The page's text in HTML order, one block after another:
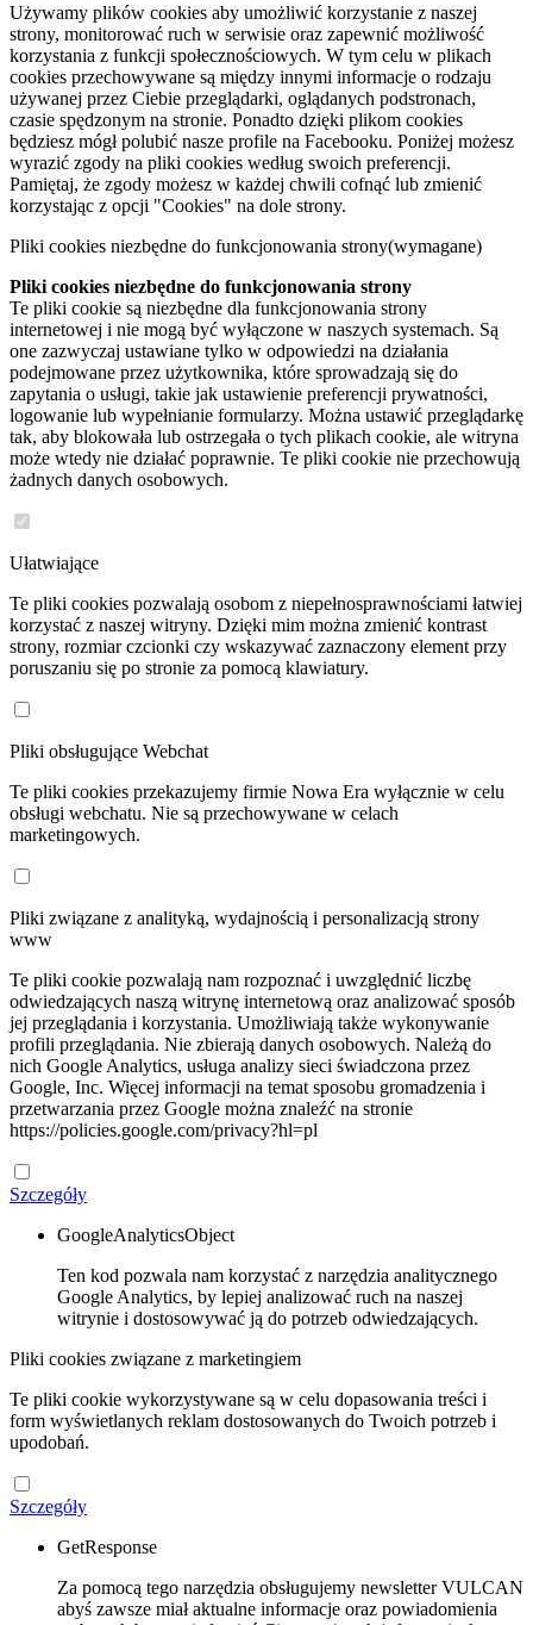
Używamy plików cookies aby umożliwić korzystanie z naszej
strony, monitorować ruch w serwisie oraz zapewnić możliwość
korzystania z funkcji społecznościowych. W tym celu w plikach
cookies przechowywane są między innymi informacje o rodzaju
używanej przez Ciebie przeglądarki, oglądanych podstronach,
czasie spędzonym na stronie. Ponadto dzięki plikom cookies
będziesz mógł polubić nasze profile na Facebooku. Poniżej możesz
wyrazić zgody na pliki cookies według swoich preferencji.
Pamiętaj, że zgody możesz w każdej chwili cofnąć lub zmienić
korzystając z opcji "Cookies" na dole strony.
Pliki cookies niezbędne do funkcjonowania strony(wymagane)
Pliki cookies niezbędne do funkcjonowania strony
Te pliki cookie są niezbędne dla funkcjonowania strony
internetowej i nie mogą być wyłączone w naszych systemach. Są
one zazwyczaj ustawiane tylko w odpowiedzi na działania
podejmowane przez użytkownika, które sprowadzają się do
zapytania o usługi, takie jak ustawienie preferencji prywatności,
logowanie lub wypełnianie formularzy. Można ustawić przeglądarkę
tak, aby blokowała lub ostrzegała o tych plikach cookie, ale witryna
może wtedy nie działać poprawnie. Te pliki cookie nie przechowują
żadnych danych osobowych.
Ułatwiające
Te pliki cookies pozwalają osobom z niepełnosprawnościami łatwiej
korzystać z naszej witryny. Dzięki mim można zmienić kontrast
strony, rozmiar czcionki czy wskazywać zaznaczony element przy
poruszaniu się po stronie za pomocą klawiatury.
Pliki obsługujące Webchat
Te pliki cookies przekazujemy firmie Nowa Era wyłącznie w celu
obsługi webchatu. Nie są przechowywane w celach
marketingowych.
Pliki związane z analityką, wydajnością i personalizacją strony
www
Te pliki cookie pozwalają nam rozpoznać i uwzględnić liczbę
odwiedzających naszą witrynę internetową oraz analizować sposób
jej przeglądania i korzystania. Umożliwiają także wykonywanie
profili przeglądania. Nie zbierają danych osobowych. Należą do
nich Google Analytics, usługa analizy sieci świadczona przez
Google, Inc. Więcej informacji na temat sposobu gromadzenia i
przetwarzania przez Google można znaleźć na stronie
https://policies.google.com/privacy?hl=pl
Szczegóły
GoogleAnalyticsObject
Ten kod pozwala nam korzystać z narzędzia analitycznego
Google Analytics, by lepiej analizować ruch na naszej
witrynie i dostosowywać ją do potrzeb odwiedzających.
Pliki cookies związane z marketingiem
Te pliki cookie wykorzystywane są w celu dopasowania treści i
form wyświetlanych reklam dostosowanych do Twoich potrzeb i
upodobań.
Szczegóły
GetResponse
Za pomocą tego narzędzia obsługujemy newsletter VULCAN
abyś zawsze miał aktualne informacje oraz powiadomienia